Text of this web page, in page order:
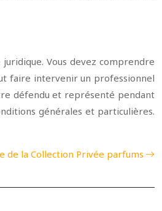
Vous devez comprendre
faire intervenir un professionnel
défendu et représenté pendant
générales et particulières.
de la Collection Privée parfums